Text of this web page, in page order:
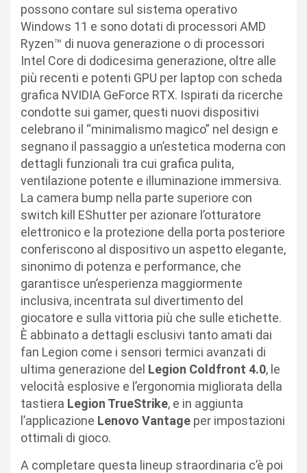
possono contare sul sistema operativo
Windows 11 e sono dotati di processori AMD
Ryzen™ di nuova generazione o di processori
Intel Core di dodicesima generazione, oltre alle
più recenti e potenti GPU per laptop con scheda
grafica NVIDIA GeForce RTX. Ispirati da ricerche
condotte sui gamer, questi nuovi dispositivi
celebrano il “minimalismo magico” nel design e
segnano il passaggio a un’estetica moderna con
dettagli funzionali tra cui grafica pulita,
ventilazione potente e illuminazione immersiva.
La camera bump nella parte superiore con
switch kill EShutter per azionare l’otturatore
elettronico e la protezione della porta posteriore
conferiscono al dispositivo un aspetto elegante,
sinonimo di potenza e performance, che
garantisce un’esperienza maggiormente
inclusiva, incentrata sul divertimento del
giocatore e sulla vittoria più che sulle etichette.
È abbinato a dettagli esclusivi tanto amati dai
fan Legion come i sensori termici avanzati di
ultima generazione del Legion Coldfront 4.0, le
velocità esplosive e l’ergonomia migliorata della
tastiera Legion TrueStrike, e in aggiunta
l’applicazione Lenovo Vantage per impostazioni
ottimali di gioco.
A completare questa lineup straordinaria c’è poi